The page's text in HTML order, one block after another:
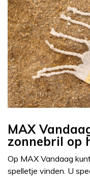
MAX
zonnebril op
Op MAX Vandaag
spelletje vinden. U